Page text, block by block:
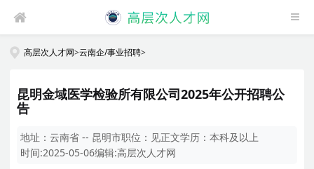
高层次人才网>云南企/事业招聘>
昆明金域医学检验所有限公司2025年公开招聘公
告
地址：云南省 -- 昆明市职位： 见正文学历：本科及以上
时间:2025-05-06编辑:高层次人才网